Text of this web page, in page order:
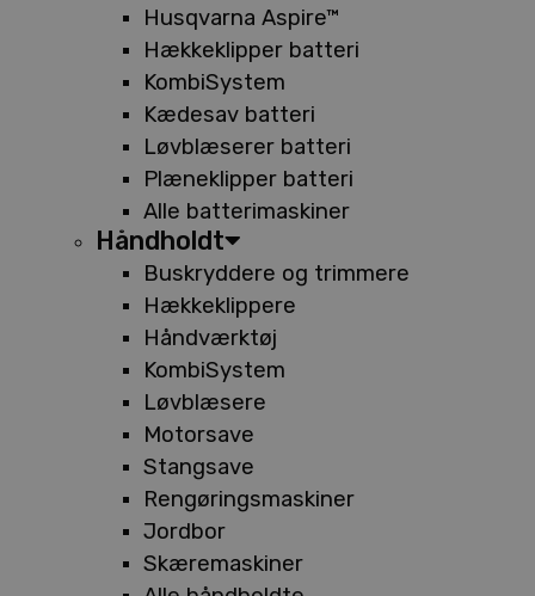
Husqvarna Aspire™
Hækkeklipper batteri
KombiSystem
Kædesav batteri
Løvblæserer batteri
Plæneklipper batteri
Alle batterimaskiner
Håndholdt
Buskryddere og trimmere
Hækkeklippere
Håndværktøj
KombiSystem
Løvblæsere
Motorsave
Stangsave
Rengøringsmaskiner
Jordbor
Skæremaskiner